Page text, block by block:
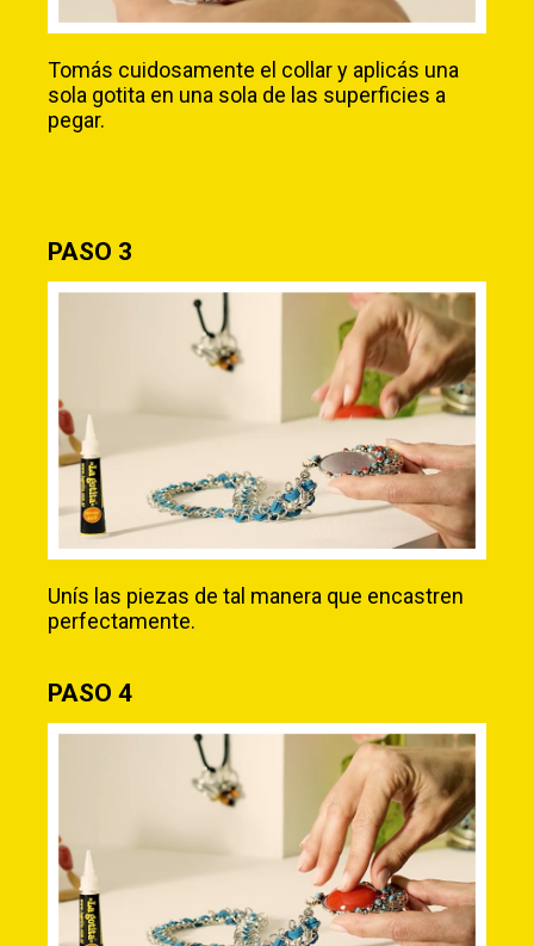
Tomás cuidosamente el collar y aplicás una
sola gotita en una sola de las superficies a
pegar.
PASO 3
Unís las piezas de tal manera que encastren
perfectamente.
PASO 4